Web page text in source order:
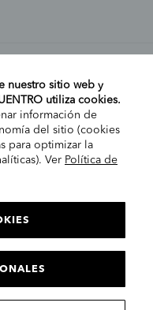
nuestro sitio web y
utiliza cookies.
información de
del sitio (cookies
para optimizar la
Ver Política de